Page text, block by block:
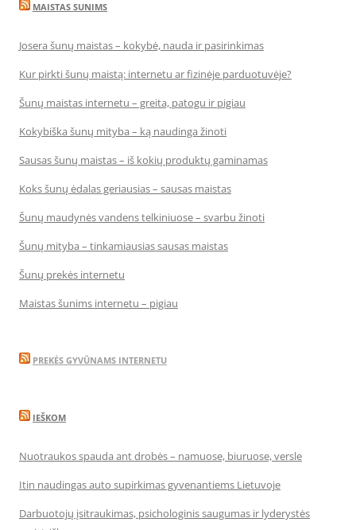
MAISTAS SUNIMS
Josera šunų maistas – kokybė, nauda ir pasirinkimas
Kur pirkti šunų maistą: internetu ar fizinėje parduotuvėje?
Šunų maistas internetu – greita, patogu ir pigiau
Kokybiška šunų mityba – ką naudinga žinoti
Sausas šunų maistas – iš kokių produktų gaminamas
Koks šunų ėdalas geriausias – sausas maistas
Šunų maudynės vandens telkiniuose – svarbu žinoti
Šunų mityba – tinkamiausias sausas maistas
Šunų prekės internetu
Maistas šunims internetu – pigiau
PREKĖS GYVŪNAMS INTERNETU
IEŠKOM
Nuotraukos spauda ant drobės – namuose, biuruose, versle
Itin naudingas auto supirkimas gyvenantiems Lietuvoje
Darbuotojų įsitraukimas, psichologinis saugumas ir lyderystės